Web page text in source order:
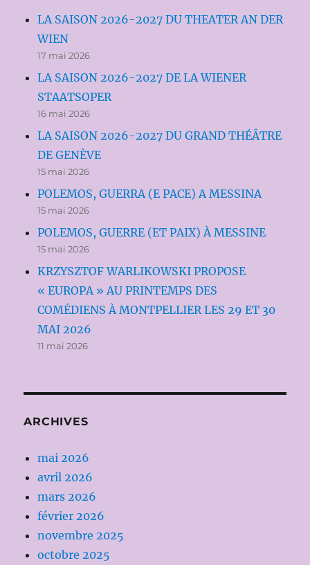
LA SAISON 2026-2027 DU THEATER AN DER
WIEN
17 mai 2026
LA SAISON 2026-2027 DE LA WIENER
STAATSOPER
16 mai 2026
LA SAISON 2026-2027 DU GRAND THÉÂTRE
DE GENÈVE
15 mai 2026
POLEMOS, GUERRA (E PACE) A MESSINA
15 mai 2026
POLEMOS, GUERRE (ET PAIX) À MESSINE
15 mai 2026
KRZYSZTOF WARLIKOWSKI PROPOSE
« EUROPA » AU PRINTEMPS DES
COMÉDIENS À MONTPELLIER LES 29 ET 30
MAI 2026
11 mai 2026
ARCHIVES
mai 2026
avril 2026
mars 2026
février 2026
novembre 2025
octobre 2025